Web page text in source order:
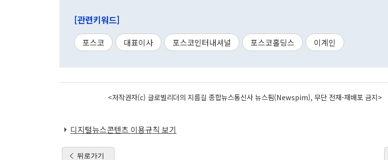
[관련키워드]
포스코 대표이사 포스코인터내셔널 포스코홀딩스 이계인
<저작권자(c) 글로벌리더의 지름길 종합뉴스통신사 뉴스핌(Newspim), 무단 전재-재배포 금지>
디지털뉴스콘텐츠 이용규칙 보기
뒤로가기